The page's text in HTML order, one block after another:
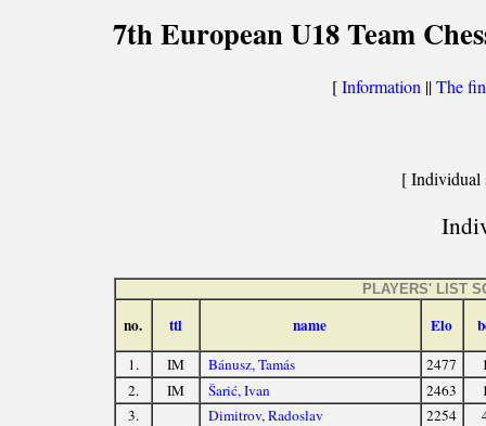
7th European U18 Team
[Information ||The
[ Individual
PLAYERS' LIST
no. ttl name Elo
1. IM Bánusz, Tamás 2477
2.
IM Šarić, Ivan 2463
3.
Dimitrov, Radoslav 2254